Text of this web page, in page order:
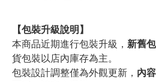
【包裝升級說明】
本商品近期進行包裝升級， 新舊
貨包裝以店內庫存為主。
包裝設計調整僅為外觀更新， 內